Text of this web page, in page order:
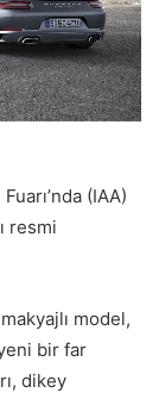
(IAA)
resmi
model,
bir far
dikey